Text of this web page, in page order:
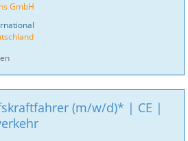
GmbH
(m/w/d)* | CE |